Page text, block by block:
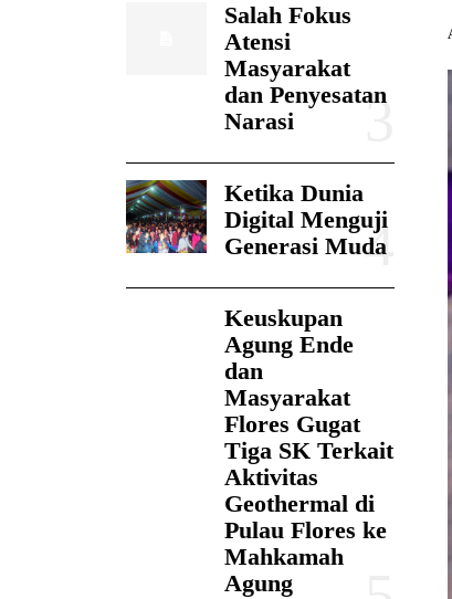
Salah Fokus
Atensi
Masyarakat
dan Penyesatan
Narasi
Ketika Dunia
Digital Menguji
Generasi Muda
Keuskupan
Agung Ende
dan
Masyarakat
Flores Gugat
Tiga SK Terkait
Aktivitas
Geothermal di
Pulau Flores ke
Mahkamah
Agung